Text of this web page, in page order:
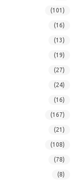
(101)
(16)
(13)
(19)
(27)
(24)
(16)
(167)
(21)
(108)
(78)
(8)